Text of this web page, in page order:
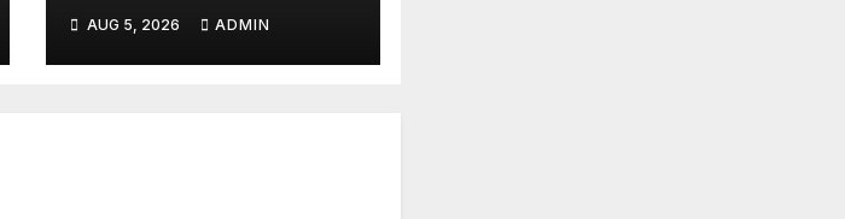
اتفاق
AUG 5, 2026 ADMIN